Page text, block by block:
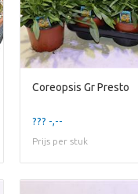
Coreopsis Gr Presto
??? -,--
Prijs per stuk